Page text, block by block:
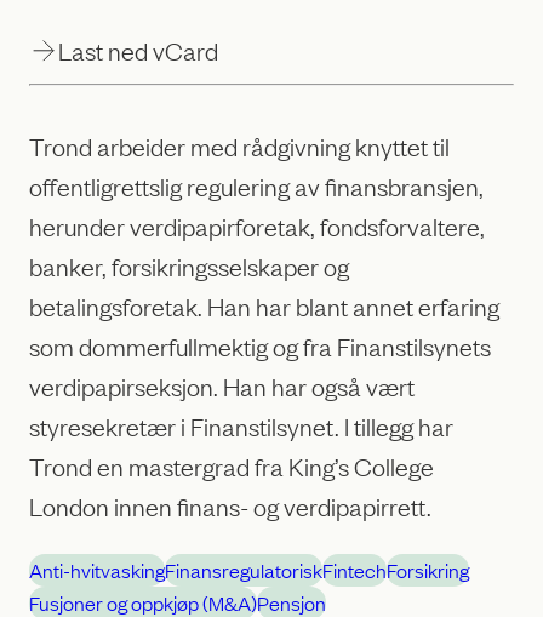
Last ned vCard
Trond arbeider med rådgivning knyttet til
offentligrettslig regulering av finansbransjen,
herunder verdipapirforetak, fondsforvaltere,
banker, forsikringsselskaper og
betalingsforetak. Han har blant annet erfaring
som dommerfullmektig og fra Finanstilsynets
verdipapirseksjon. Han har også vært
styresekretær i Finanstilsynet. I tillegg har
Trond en mastergrad fra King’s College
London innen finans- og verdipapirrett.
Anti-hvitvaskingFinansregulatoriskFintechForsikring
Fusjoner og oppkjøp (M&A)Pensjon